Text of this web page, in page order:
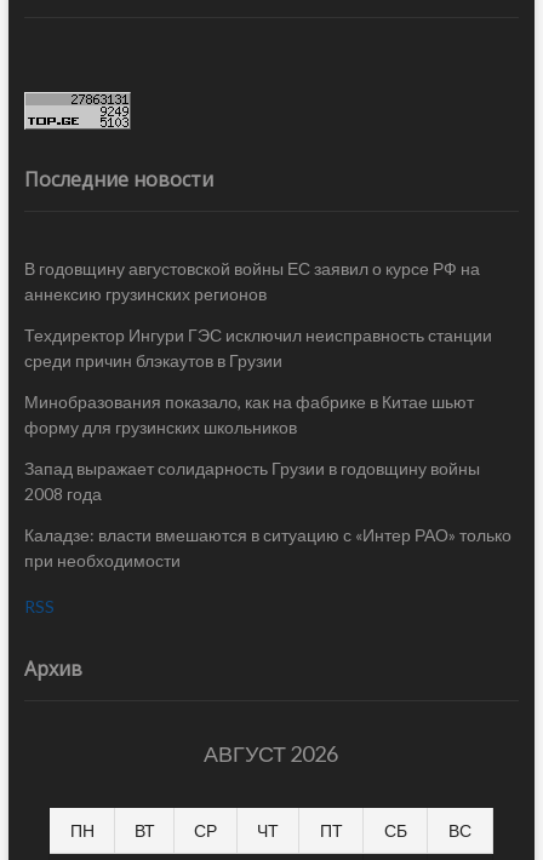
Последние новости
В годовщину августовской войны ЕС заявил о курсе РФ на
аннексию грузинских регионов
Техдиректор Ингури ГЭС исключил неисправность станции
среди причин блэкаутов в Грузии
Минобразования показало, как на фабрике в Китае шьют
форму для грузинских школьников
Запад выражает солидарность Грузии в годовщину войны
2008 года
Каладзе: власти вмешаются в ситуацию с «Интер РАО» только
при необходимости
RSS
Архив
АВГУСТ 2026
ПН ВТ СР ЧТ ПТ СБ ВС